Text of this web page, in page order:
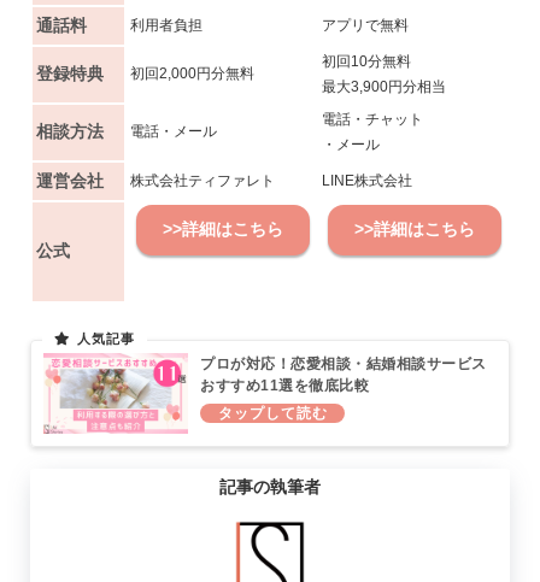
通話料 利用者負担 アプリで無料
登録特典 初回2,000円分無料
初回10分無料
最大3,900円分相当
相談方法 電話・メール
電話・チャット
・メール
運営会社 株式会社ティファレト LINE株式会社
公式
>>詳細はこちら >>詳細はこちら
プロが対応！恋愛相談・結婚相談サービス
おすすめ11選を徹底比較
記事の執筆者